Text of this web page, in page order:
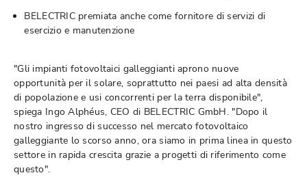
BELECTRIC premiata anche come fornitore di servizi di
esercizio e manutenzione
"Gli impianti fotovoltaici galleggianti aprono nuove
opportunità per il solare, soprattutto nei paesi ad alta densità
di popolazione e usi concorrenti per la terra disponibile",
spiega Ingo Alphéus, CEO di BELECTRIC GmbH. "Dopo il
nostro ingresso di successo nel mercato fotovoltaico
galleggiante lo scorso anno, ora siamo in prima linea in questo
settore in rapida crescita grazie a progetti di riferimento come
questo".